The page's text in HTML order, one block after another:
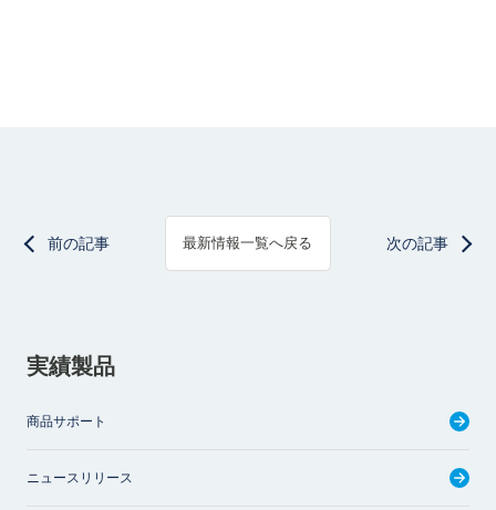
前の記事 最新情報一覧へ戻る 次の記事
実績製品
商品サポート
ニュースリリース